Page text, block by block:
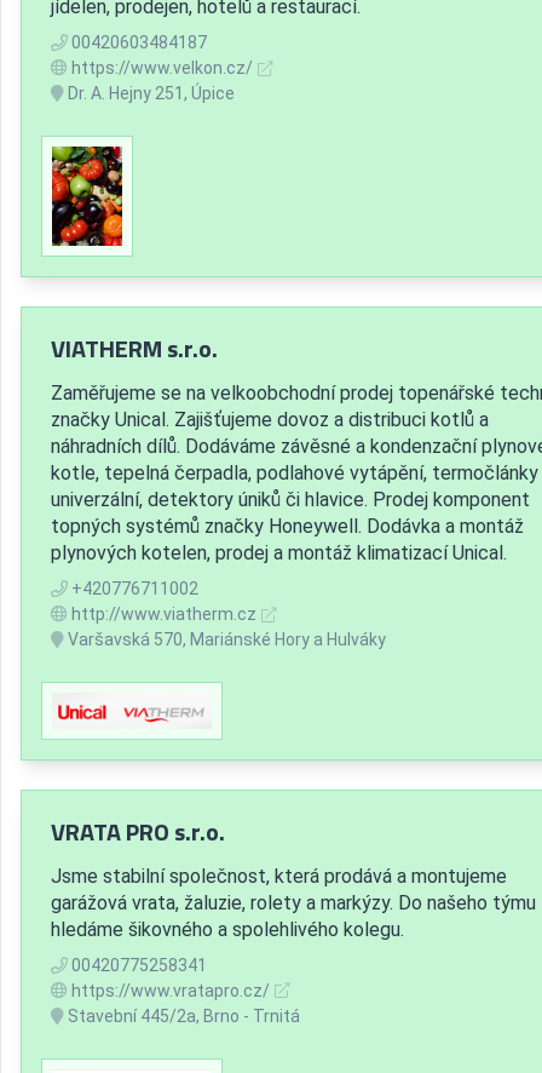
jídelen, prodejen, hotelů a restaurací.
00420603484187
https://www.velkon.cz/
Dr. A. Hejny 251, Úpice
VIATHERM s.r.o.
Zaměřujeme se na velkoobchodní prodej topenářské
značky Unical. Zajišťujeme dovoz a distribuci kotlů a
náhradních dílů. Dodáváme závěsné a kondenzační
kotle, tepelná čerpadla, podlahové vytápění, termočlánky
univerzální, detektory úniků či hlavice. Prodej komponent
topných systémů značky Honeywell. Dodávka a montáž
plynových kotelen, prodej a montáž klimatizací Unical.
+420776711002
http://www.viatherm.cz
Varšavská 570, Mariánské Hory a Hulváky
VRATA PRO s.r.o.
Jsme stabilní společnost, která prodává a montujeme
garážová vrata, žaluzie, rolety a markýzy. Do našeho týmu
hledáme šikovného a spolehlivého kolegu.
00420775258341
https://www.vratapro.cz/
Stavební 445/2a, Brno - Trnitá